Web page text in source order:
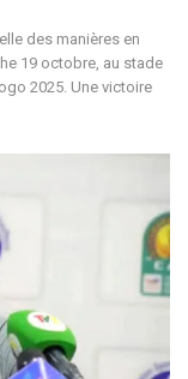
des manières en
19 octobre, au stade
2025. Une victoire